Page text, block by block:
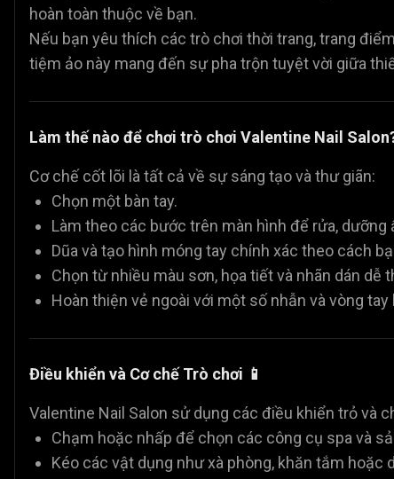
hoàn toàn thuộc về bạn.
Nếu bạn yêu thích các trò chơi thời trang, trang
tiệm ảo này mang đến sự pha trộn tuyệt vời giữa
Làm thế nào để chơi trò chơi Valentine Nail
Cơ chế cốt lõi là tất cả về sự sáng tạo và thư giãn:
Chọn một bàn tay.
Làm theo các bước trên màn hình để rửa,
Dũa và tạo hình móng tay chính xác theo cách
Chọn từ nhiều màu sơn, họa tiết và nhãn dán dễ
Hoàn thiện vẻ ngoài với một số nhẫn và vòng tay
Điều khiển và Cơ chế Trò chơi 📱
Valentine Nail Salon sử dụng các điều khiển trỏ và
Chạm hoặc nhấp để chọn các công cụ spa và
Kéo các vật dụng như xà phòng, khăn tắm hoặc